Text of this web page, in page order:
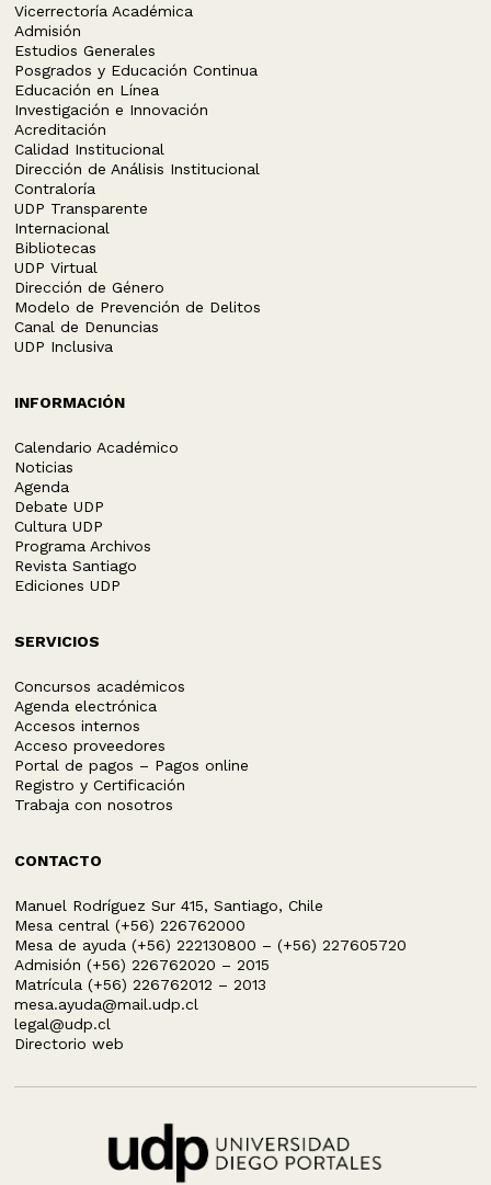
Vicerrectoría Académica
Admisión
Estudios Generales
Posgrados y Educación Continua
Educación en Línea
Investigación e Innovación
Acreditación
Calidad Institucional
Dirección de Análisis Institucional
Contraloría
UDP Transparente
Internacional
Bibliotecas
UDP Virtual
Dirección de Género
Modelo de Prevención de Delitos
Canal de Denuncias
UDP Inclusiva
INFORMACIÓN
Calendario Académico
Noticias
Agenda
Debate UDP
Cultura UDP
Programa Archivos
Revista Santiago
Ediciones UDP
SERVICIOS
Concursos académicos
Agenda electrónica
Accesos internos
Acceso proveedores
Portal de pagos – Pagos online
Registro y Certificación
Trabaja con nosotros
CONTACTO
Manuel Rodríguez Sur 415, Santiago, Chile
Mesa central (+56) 226762000
Mesa de ayuda (+56) 222130800 – (+56) 227605720
Admisión (+56) 226762020 – 2015
Matrícula (+56) 226762012 – 2013
mesa.ayuda@mail.udp.cl
legal@udp.cl
Directorio web